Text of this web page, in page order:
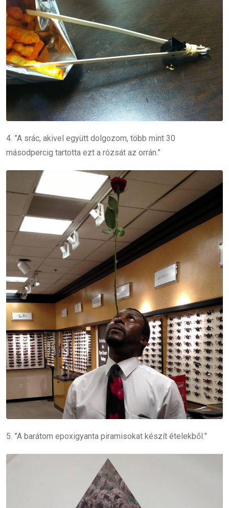
4. ”A srác, akivel együtt dolgozom, több mint 30
másodpercig tartotta ezt a rózsát az orrán.”
5. ”A barátom epoxigyanta piramisokat készít ételekből.”